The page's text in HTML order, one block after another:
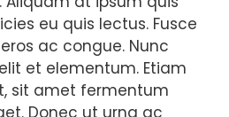
eu quis lectus. Fusce
ac congue. Nunc
et elementum. Etiam
sit amet fermentum
Donec ut urna ac